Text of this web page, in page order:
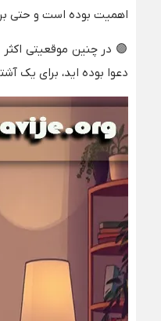
اهمیت بوده است و حتی
🟣 در چنین موقعیتی
دعوا بوده اید، برای یک